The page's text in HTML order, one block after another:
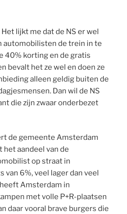
lijkt me dat de NS er wel
automobilisten de trein in te
40% korting en de gratis
bevalt het ze wel en doen ze
alleen geldig buiten de
Dan wil de NS
die zijn zwaar onderbezet
de gemeente Amsterdam
het aandeel van de
op straat in
6%, veel lager dan veel
Amsterdam in
met volle P+R-plaatsen
daar vooral brave burgers die